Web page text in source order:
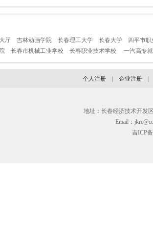
厅 吉林动画学院 长春理工大学 长春大学
四平市
长春市机械工业学校 长春职业技术学校 一汽高专
个人注册 企业注册
地址：长春经济技术开发
Email：
吉ICP